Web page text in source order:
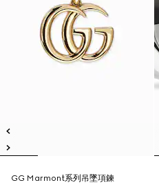
GG Marmont系列吊墜項鍊